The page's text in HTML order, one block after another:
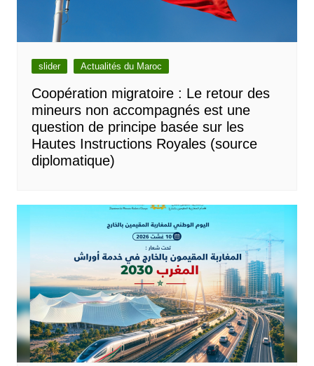
slider Actualités du Maroc
Coopération migratoire : Le retour des
mineurs non accompagnés est une
question de principe basée sur les
Hautes Instructions Royales (source
diplomatique)